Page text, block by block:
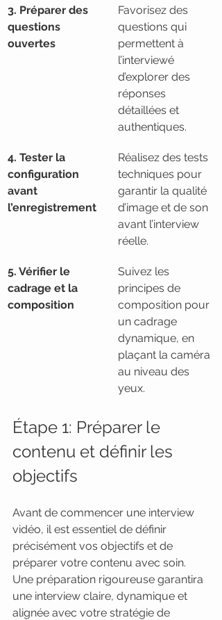
3. Préparer des
questions
ouvertes
Favorisez des
questions qui
permettent à
l’interviewé
d’explorer des
réponses
détaillées et
authentiques.
4. Tester la
configuration
avant
l’enregistrement
Réalisez des tests
techniques pour
garantir la qualité
d’image et de son
avant l’interview
réelle.
5. Vérifier le
cadrage et la
composition
Suivez les
principes de
composition pour
un cadrage
dynamique, en
plaçant la caméra
au niveau des
yeux.
Étape 1: Préparer le
contenu et définir les
objectifs
Avant de commencer une interview
vidéo, il est essentiel de définir
précisément vos objectifs et de
préparer votre contenu avec soin.
Une préparation rigoureuse garantira
une interview claire, dynamique et
alignée avec votre stratégie de